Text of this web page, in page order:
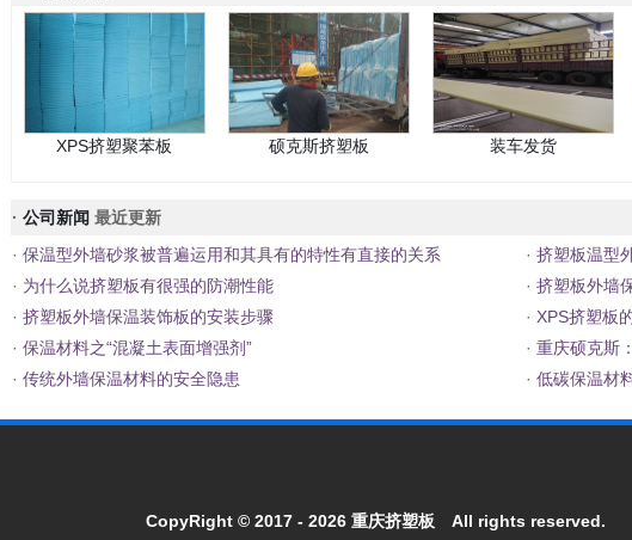
XPS挤塑聚苯板 硕克斯挤塑板 装车发货
· 公司新闻 最近更新
· 保温型外墙砂浆被普遍运用和其具有的特性有直接的关系 · 挤塑板温型
· 为什么说挤塑板有很强的防潮性能 · 挤塑板外墙
· 挤塑板外墙保温装饰板的安装步骤 · XPS挤塑板
· 保温材料之“混凝土表面增强剂” · 重庆硕克斯
· 传统外墙保温材料的安全隐患 · 低碳保温材
CopyRight © 2017 - 2026 重庆挤塑板 All rights reserved.